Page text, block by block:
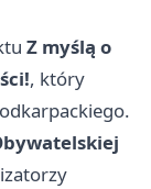
Z myślą o
, który